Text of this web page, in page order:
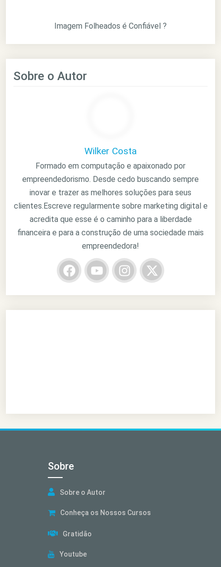
Imagem Folheados é Confiável ?
Sobre o Autor
Wilker Costa
Formado em computação e apaixonado por
empreendedorismo. Desde cedo buscando sempre
inovar e trazer as melhores soluções para seus
clientes.Escreve regularmente sobre marketing digital e
acredita que esse é o caminho para a liberdade
financeira e para a construção de uma sociedade mais
empreendedora!
Sobre
Sobre o Autor
Conheça os Nossos Cursos
Gratidão
Youtube